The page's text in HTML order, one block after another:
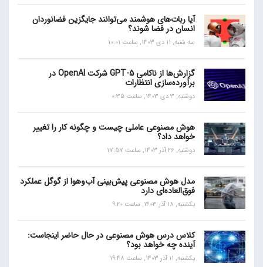
آیا ربات‌های هوشمند می‌توانند جایگزین فضانوردان
انسان در فضا شوند؟
سه شنبه, 11 دی 1403, ساعت 10:01
گزارش‌ها از ناکامی GPT-5 شرکت OpenAI در
برآورده‌سازی انتظارات
دوشنبه, 3 دی 1403, ساعت 0:35
هوش مصنوعی عاملی چیست و چگونه کار را تغییر
خواهد داد؟
دوشنبه, 26 آذر 1403, ساعت 17:57
مدل هوش مصنوعی پیش‌بینی آب‌و‌هوا از گوگل عملکرد
فوق‌العاده‌ای دارد
یکشنبه, 18 آذر 1403, ساعت 9:20
کلاس درس هوش مصنوعی در حال حاضر اینجاست:
آینده چه خواهد بود؟
یکشنبه, 11 آذر 1403, ساعت 19:48